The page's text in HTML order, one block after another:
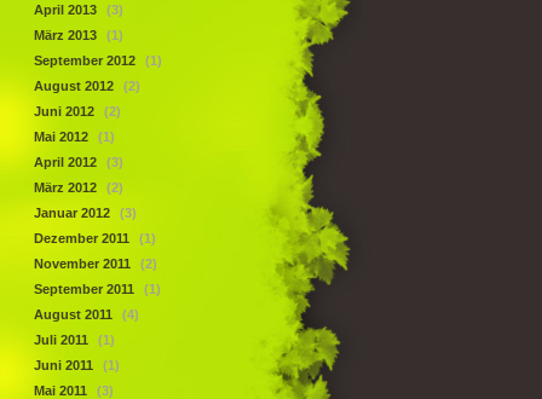
April 2013
(3)
März 2013
(1)
September 2012
(1)
August 2012
(2)
Juni 2012
(2)
Mai 2012
(1)
April 2012
(3)
März 2012
(2)
Januar 2012
(3)
Dezember 2011
(1)
November 2011
(2)
September 2011
(1)
August 2011
(4)
Juli 2011
(1)
Juni 2011
(1)
Mai 2011
(3)